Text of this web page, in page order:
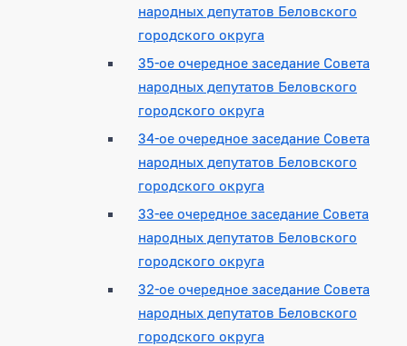
народных депутатов Беловского
городского округа
35-ое очередное заседание Совета
народных депутатов Беловского
городского округа
34-ое очередное заседание Совета
народных депутатов Беловского
городского округа
33-ее очередное заседание Совета
народных депутатов Беловского
городского округа
32-ое очередное заседание Совета
народных депутатов Беловского
городского округа